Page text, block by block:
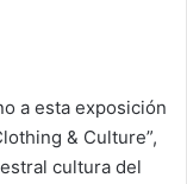
a esta exposición
& Culture”,
cultura del